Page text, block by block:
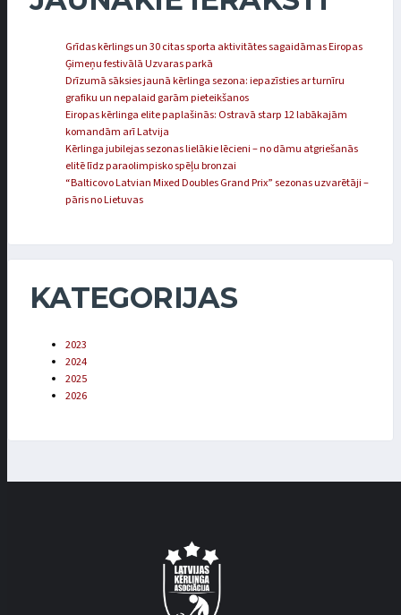
Grīdas kērlings un 30 citas sporta aktivitātes sagaidāmas Eiropas
Ģimeņu festivālā Uzvaras parkā
Drīzumā sāksies jaunā kērlinga sezona: iepazīsties ar turnīru
grafiku un nepalaid garām pieteikšanos
Eiropas kērlinga elite paplašinās: Ostravā starp 12 labākajām
komandām arī Latvija
Kērlinga jubilejas sezonas lielākie lēcieni – no dāmu atgriešanās
elitē līdz paraolimpisko spēļu bronzai
“Balticovo Latvian Mixed Doubles Grand Prix” sezonas uzvarētāji –
pāris no Lietuvas
KATEGORIJAS
2023
2024
2025
2026